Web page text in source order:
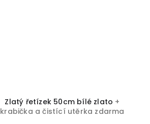
Zlatý řetízek 50cm bílé zlato +
krabička a čistící utěrka zdarma